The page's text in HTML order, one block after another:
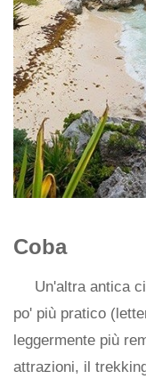
Coba
Un'altra antica
po' più pratico
leggermente più
attrazioni, il